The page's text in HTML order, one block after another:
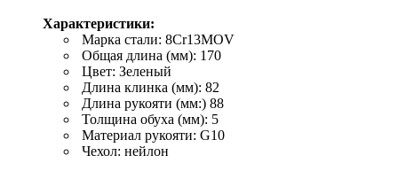
Характеристики:
Марка стали: 8Cr13MOV
Общая длина (мм): 170
Цвет: Зеленый
Длина клинка (мм): 82
Длина рукояти (мм:) 88
Толщина обуха (мм): 5
Материал рукояти: G10
Чехол: нейлон